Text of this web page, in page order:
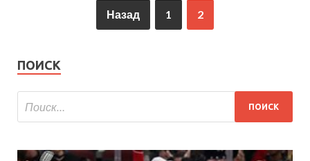
Назад 1 2
ПОИСК